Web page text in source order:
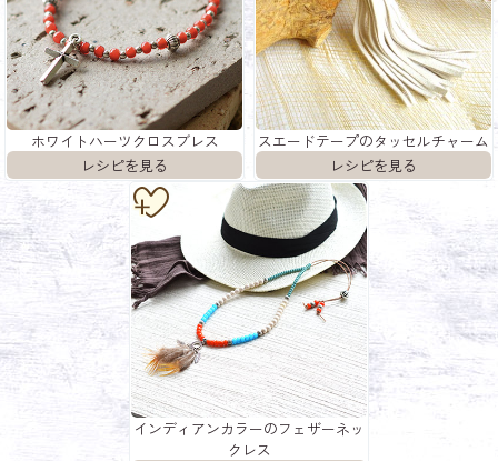
ホワイトハーツクロスブレス スエードテープのタッセルチャーム
インディアンカラーのフェザーネッ
クレス